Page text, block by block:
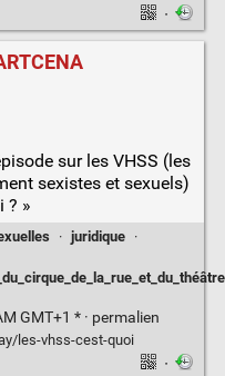
·
sur les VHSS (les
sexistes et sexuels)
? »
· juridique ·
GMT+1 * · permalien
les-vhss-cest-quoi
·